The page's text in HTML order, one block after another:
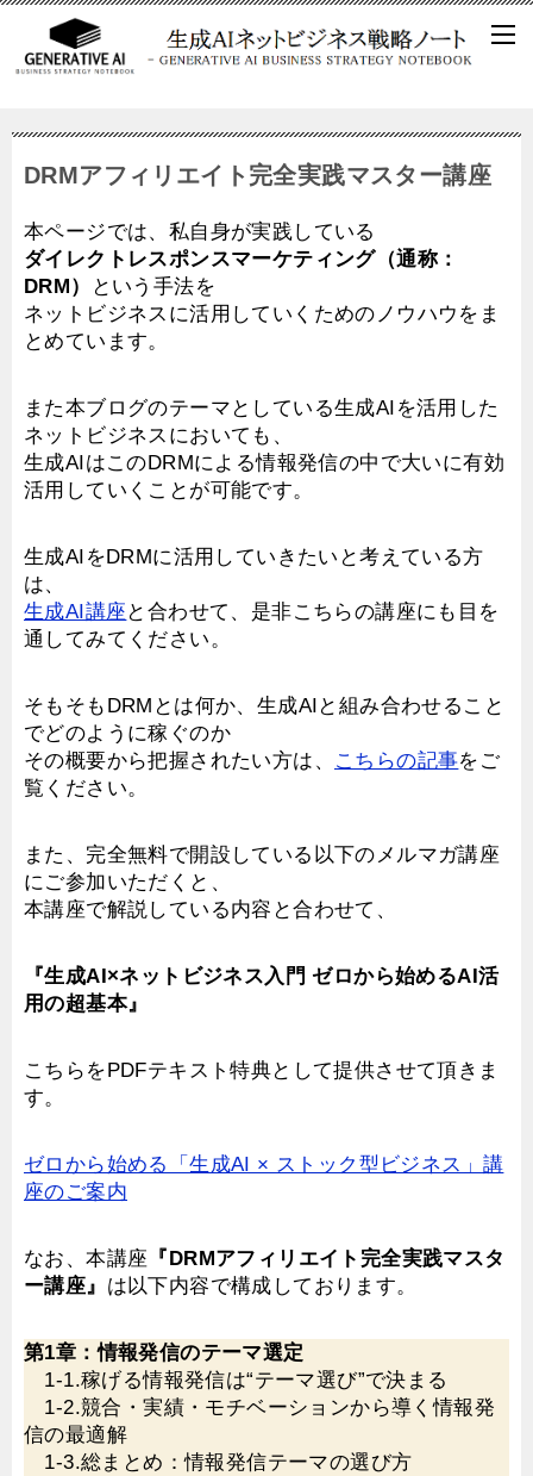
DRMアフィリエイト完全実践マスター講座
本ページでは、私自身が実践している
ダイレクトレスポンスマーケティング（通称：
DRM）
という手法を
ネットビジネスに活用していくためのノウハウをま
とめています。
また本ブログのテーマとしている生成AIを活用した
ネットビジネスにおいても、
生成AIはこのDRMによる情報発信の中で大いに有効
活用していくことが可能です。
生成AIをDRMに活用していきたいと考えている方
は、
生成AI講座 と合わせて、是非こちらの講座にも目を
通してみてください。
そもそもDRMとは何か、生成AIと組み合わせること
でどのように稼ぐのか
その概要から把握されたい方は、
こちらの記事をご
覧ください。
また、完全無料で開設している以下のメルマガ講座
にご参加いただくと、
本講座で解説している内容と合わせて、
『生成AI×ネットビジネス入門 ゼロから始めるAI活
用の超基本』
こちらをPDFテキスト特典として提供させて頂きま
す。
ゼロから始める「生成AI × ストック型ビジネス」講
座のご案内
なお、本講座 『DRMアフィリエイト完全実践マスタ
ー講座』 は以下内容で構成しております。
第1章：情報発信のテーマ選定
1-1.稼げる情報発信は“テーマ選び”で決まる
1-2.競合・実績・モチベーションから導く情報発
信の最適解
1-3.総まとめ：情報発信テーマの選び方